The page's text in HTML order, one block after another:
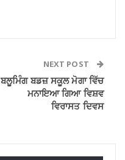
NEXT POST
ਬਲੂਮਿੰਗ ਬਡਜ਼ ਸਕੂਲ ਮੋਗਾ ਵਿੱਚ
ਮਨਾਇਆ ਗਿਆ ਵਿਸ਼ਵ
ਵਿਰਾਸਤ ਦਿਵਸ